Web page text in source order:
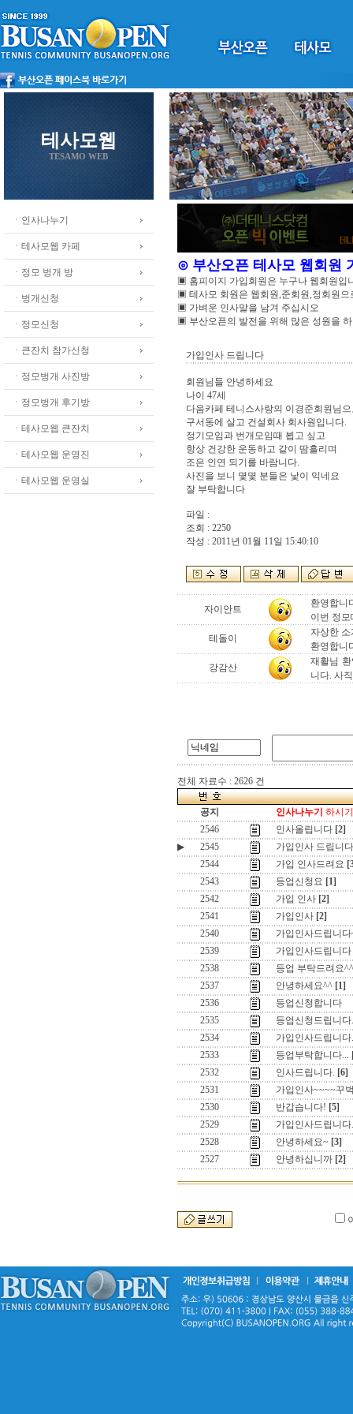
테사모웹
TESAMO WEB
ㆍ인사나누기
ㆍ테사모웹 카페
ㆍ정모 벙개 방
ㆍ벙개신청
ㆍ정모신청
ㆍ큰잔치 참가신청
ㆍ정모벙개 사진방
ㆍ정모벙개 후기방
ㆍ테사모웹 큰잔치
ㆍ테사모웹 운영진
ㆍ테사모웹 운영실
⊙ 부산오픈 테사모 웹회원
▣ 홈피이지 가입회원은 누구나 웹회원입
▣ 테사모 회원은 웹회원,준회원,정회원으
▣ 가벼운 인사말을 남겨 주십시오
▣ 부산오픈의 발전을 위해 많은 성원을
가입인사 드립니다
회원님들 안녕하세요
나이 47세
다음카페 테니스사랑의 이경준회원님
구서동에 살고 건설회사 회사원입니다.
정기모임과 번개모임때 뵙고 싶고
항상 건강한 운동하고 같이 땀흘리며
조은 인연 되기를 바람니다.
사진을 보니 몇몇 분들은 낯이 익네요
잘 부탁합니다
파일 :
조회 : 2250
작성 : 2011년 01월 11일 15:40:10
자이안트
환영합니
이번 정
테돌이
자상한
환영합니
강감산
재활님
니다. 사
전체 자료수 : 2626 건
공지 인사나누기 하시
2546
인사올립니다 [2]
▶
2545
가입인사 드립니다
2544
가입 인사드려요
2543
등업신청요 [1]
2542
가입 인사 [2]
2541
가입인사 [2]
2540
가입인사드립니
2539
가입인사드립니다
2538
등업 부탁드려요^^
2537
안녕하세요^^ [1]
2536
등업신청합니다
2535
등업신청드립니다.
2534
가입인사드립니다.
2533
등업부탁합니다...
2532
인사드립니다. [6]
2531
가입인사~~~~꾸
2530
반갑습니다! [5]
2529
가입인사드립니다.
2528
안녕하세요~ [3]
2527
안녕하십니까 [2]